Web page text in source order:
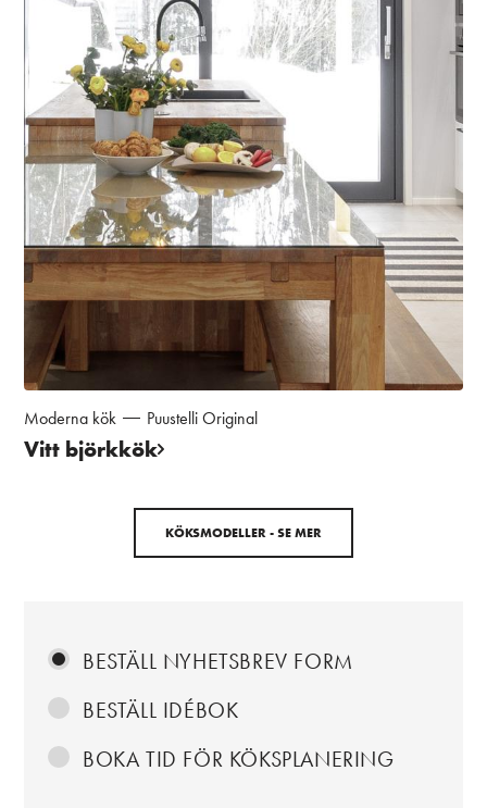
Moderna kök Puustelli Original
Vitt björkkök
KÖKSMODELLER - SE MER
BESTÄLL NYHETSBREV FORM
BESTÄLL IDÉBOK
BOKA TID FÖR KÖKSPLANERING